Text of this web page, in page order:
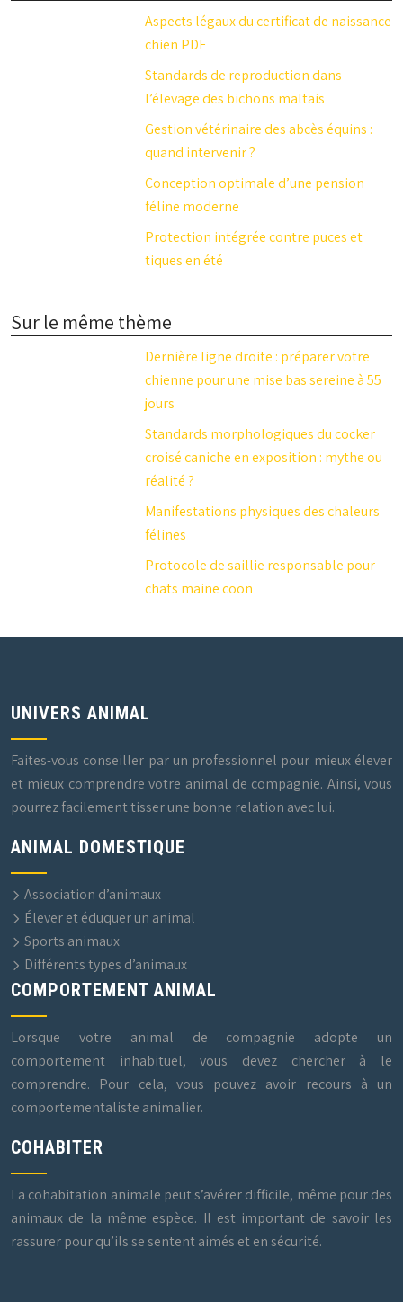
Aspects légaux du certificat de naissance
chien PDF
Standards de reproduction dans
l’élevage des bichons maltais
Gestion vétérinaire des abcès équins :
quand intervenir ?
Conception optimale d’une pension
féline moderne
Protection intégrée contre puces et
tiques en été
Sur le même thème
Dernière ligne droite : préparer votre
chienne pour une mise bas sereine à 55
jours
Standards morphologiques du cocker
croisé caniche en exposition : mythe ou
réalité ?
Manifestations physiques des chaleurs
félines
Protocole de saillie responsable pour
chats maine coon
UNIVERS ANIMAL
Faites-vous conseiller par un professionnel pour mieux élever
et mieux comprendre votre animal de compagnie. Ainsi, vous
pourrez facilement tisser une bonne relation avec lui.
ANIMAL DOMESTIQUE
Association d’animaux
Élever et éduquer un animal
Sports animaux
Différents types d’animaux
COMPORTEMENT ANIMAL
Lorsque votre animal de compagnie adopte un
comportement inhabituel, vous devez chercher à le
comprendre. Pour cela, vous pouvez avoir recours à un
comportementaliste animalier.
COHABITER
La cohabitation animale peut s’avérer difficile, même pour des
animaux de la même espèce. Il est important de savoir les
rassurer pour qu’ils se sentent aimés et en sécurité.